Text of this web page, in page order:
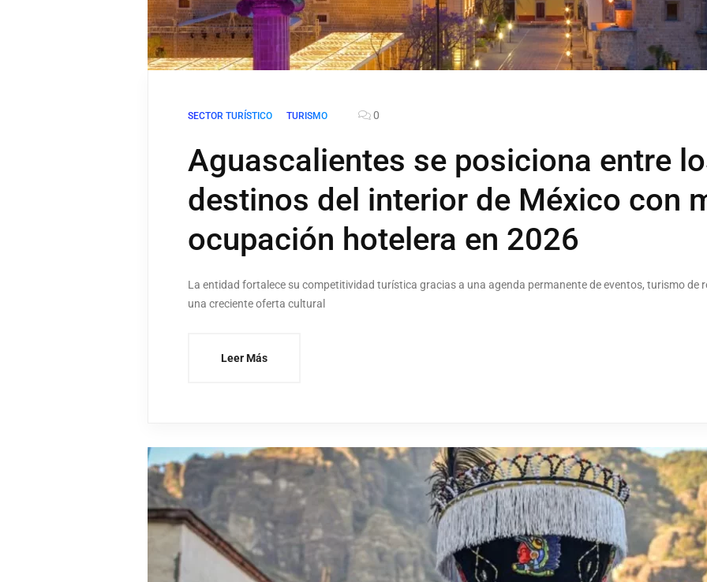
SECTOR TURÍSTICO TURISMO 0
Aguascalientes se posiciona entre
destinos del interior de México con
ocupación hotelera en 2026
La entidad fortalece su competitividad turística gracias a una agenda permanente de eventos, turismo de
una creciente oferta cultural
Leer Más